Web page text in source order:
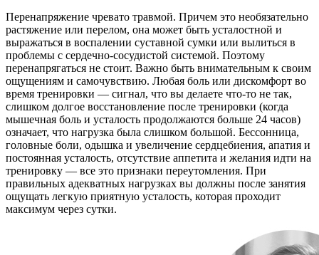
Перенапряжение чревато травмой. Причем это необязательно
растяжение или перелом, она может быть усталостной и
выражаться в воспалении суставной сумки или вылиться в
проблемы с сердечно-сосудистой системой. Поэтому
перенапрягаться не стоит. Важно быть внимательным к своим
ощущениям и самочувствию. Любая боль или дискомфорт во
время тренировки — сигнал, что вы делаете что-то не так,
слишком долгое восстановление после тренировки (когда
мышечная боль и усталость продолжаются больше 24 часов)
означает, что нагрузка была слишком большой. Бессонница,
головные боли, одышка и увеличение сердцебиения, апатия и
постоянная усталость, отсутствие аппетита и желания идти на
тренировку — все это признаки переутомления. При
правильных адекватных нагрузках вы должны после занятия
ощущать легкую приятную усталость, которая проходит
максимум через сутки.